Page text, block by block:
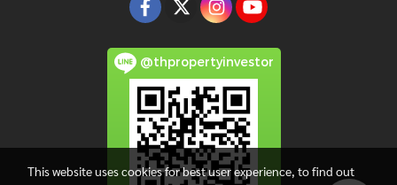
@thpropertyinvestor
This website uses cookies for best user experience, to find out